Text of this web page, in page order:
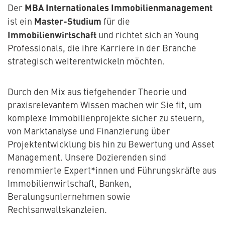
Der MBA Internationales Immobilienmanagement
ist ein Master-Studium für die
Immobilienwirtschaft und richtet sich an Young
Professionals, die ihre Karriere in der Branche
strategisch weiterentwickeln möchten.
Durch den Mix aus tiefgehender Theorie und
praxisrelevantem Wissen machen wir Sie fit, um
komplexe Immobilienprojekte sicher zu steuern,
von Marktanalyse und Finanzierung über
Projektentwicklung bis hin zu Bewertung und Asset
Management. Unsere Dozierenden sind
renommierte Expert*innen und Führungskräfte aus
Immobilienwirtschaft, Banken,
Beratungsunternehmen sowie
Rechtsanwaltskanzleien.